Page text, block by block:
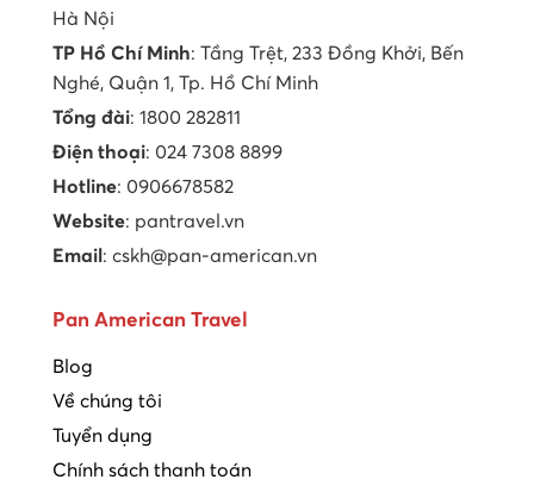
Hà Nội
TP Hồ Chí Minh: Tầng Trệt, 233 Đồng Khởi, Bến
Nghé, Quận 1, Tp. Hồ Chí Minh
Tổng đài: 1800 282811
Điện thoại: 024 7308 8899
Hotline: 0906678582
Website: pantravel.vn
Email: cskh@pan-american.vn
Pan American Travel
Blog
Về chúng tôi
Tuyển dụng
Chính sách thanh toán